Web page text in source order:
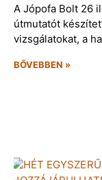
A Jópofa Bolt 26
útmutatót
vizsgálatokat, a
BŐVEBBEN »